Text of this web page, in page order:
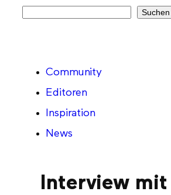
Suchen
Community
Editoren
Inspiration
News
Interview mit